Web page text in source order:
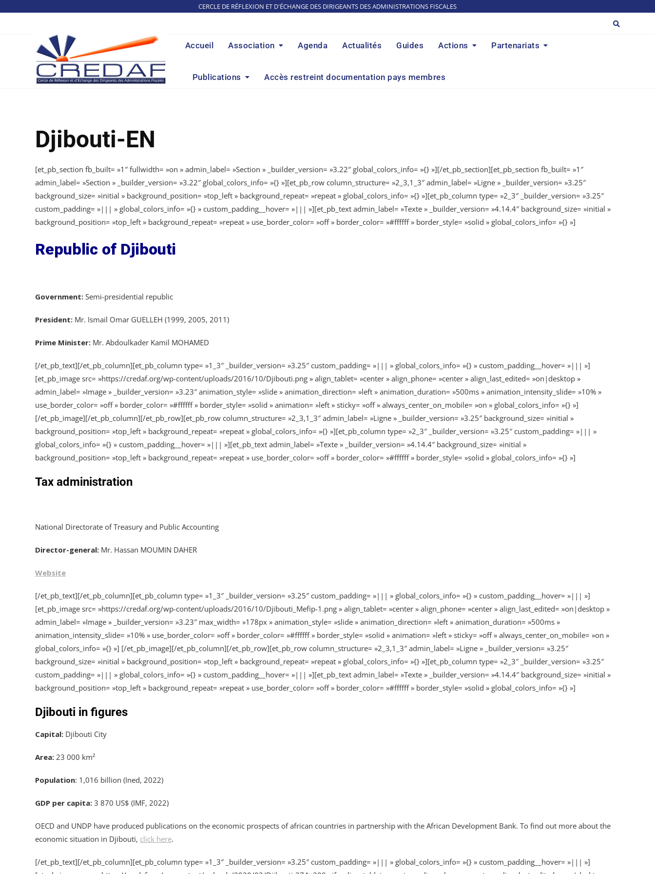
CERCLE DE RÉFLEXION ET D'ÉCHANGE DES DIRIGEANTS DES ADMINISTRATIONS FISCALES
Accueil Association Agenda Actualités Guides Actions Partenariats
Publications Accès restreint documentation pays membres
Djibouti-EN
[et_pb_section fb_built= »1″ fullwidth= »on » admin_label= »Section » _builder_version= »3.22″ global_colors_info= »{} »][/et_pb_section][et_pb_section fb_built= »1″
admin_label= »Section » _builder_version= »3.22″ global_colors_info= »{} »][et_pb_row column_structure= »2_3,1_3″ admin_label= »Ligne » _builder_version= »3.25″
background_size= »initial » background_position= »top_left » background_repeat= »repeat » global_colors_info= »{} »][et_pb_column type= »2_3″ _builder_version= »3.25″
custom_padding= »||| » global_colors_info= »{} » custom_padding__hover= »||| »][et_pb_text admin_label= »Texte » _builder_version= »4.14.4″ background_size= »initial »
background_position= »top_left » background_repeat= »repeat » use_border_color= »off » border_color= »#ffffff » border_style= »solid » global_colors_info= »{} »]
Republic of Djibouti
Government: Semi-presidential republic
President: Mr. Ismail Omar GUELLEH (1999, 2005, 2011)
Prime Minister: Mr. Abdoulkader Kamil MOHAMED
[/et_pb_text][/et_pb_column][et_pb_column type= »1_3″ _builder_version= »3.25″ custom_padding= »||| » global_colors_info= »{} » custom_padding__hover= »||| »]
[et_pb_image src= »https://credaf.org/wp-content/uploads/2016/10/Djibouti.png » align_tablet= »center » align_phone= »center » align_last_edited= »on|desktop »
admin_label= »Image » _builder_version= »3.23″ animation_style= »slide » animation_direction= »left » animation_duration= »500ms » animation_intensity_slide= »10% »
use_border_color= »off » border_color= »#ffffff » border_style= »solid » animation= »left » sticky= »off » always_center_on_mobile= »on » global_colors_info= »{} »]
[/et_pb_image][/et_pb_column][/et_pb_row][et_pb_row column_structure= »2_3,1_3″ admin_label= »Ligne » _builder_version= »3.25″ background_size= »initial »
background_position= »top_left » background_repeat= »repeat » global_colors_info= »{} »][et_pb_column type= »2_3″ _builder_version= »3.25″ custom_padding= »||| »
global_colors_info= »{} » custom_padding__hover= »||| »][et_pb_text admin_label= »Texte » _builder_version= »4.14.4″ background_size= »initial »
background_position= »top_left » background_repeat= »repeat » use_border_color= »off » border_color= »#ffffff » border_style= »solid » global_colors_info= »{} »]
Tax administration
National Directorate of Treasury and Public Accounting
Director-general: Mr. Hassan MOUMIN DAHER
Website
[/et_pb_text][/et_pb_column][et_pb_column type= »1_3″ _builder_version= »3.25″ custom_padding= »||| » global_colors_info= »{} » custom_padding__hover= »||| »]
[et_pb_image src= »https://credaf.org/wp-content/uploads/2016/10/Djibouti_Mefip-1.png » align_tablet= »center » align_phone= »center » align_last_edited= »on|desktop »
admin_label= »Image » _builder_version= »3.23″ max_width= »178px » animation_style= »slide » animation_direction= »left » animation_duration= »500ms »
animation_intensity_slide= »10% » use_border_color= »off » border_color= »#ffffff » border_style= »solid » animation= »left » sticky= »off » always_center_on_mobile= »on »
global_colors_info= »{} »] [/et_pb_image][/et_pb_column][/et_pb_row][et_pb_row column_structure= »2_3,1_3″ admin_label= »Ligne » _builder_version= »3.25″
background_size= »initial » background_position= »top_left » background_repeat= »repeat » global_colors_info= »{} »][et_pb_column type= »2_3″ _builder_version= »3.25″
custom_padding= »||| » global_colors_info= »{} » custom_padding__hover= »||| »][et_pb_text admin_label= »Texte » _builder_version= »4.14.4″ background_size= »initial »
background_position= »top_left » background_repeat= »repeat » use_border_color= »off » border_color= »#ffffff » border_style= »solid » global_colors_info= »{} »]
Djibouti in figures
Capital: Djibouti City
Area: 23 000 km²
Population: 1,016 billion (Ined, 2022)
GDP per capita: 3 870 US$ (IMF, 2022)
OECD and UNDP have produced publications on the economic prospects of african countries in partnership with the African Development Bank. To find out more about the
economic situation in Djibouti, click here.
[/et_pb_text][/et_pb_column][et_pb_column type= »1_3″ _builder_version= »3.25″ custom_padding= »||| » global_colors_info= »{} » custom_padding__hover= »||| »]